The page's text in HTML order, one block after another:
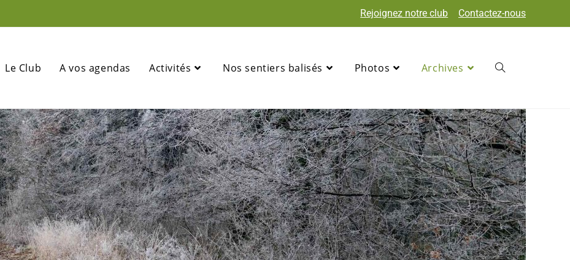
Rejoignez notre club Contactez-nous
Le Club A vos agendas Activités Nos sentiers balisés Photos Archives